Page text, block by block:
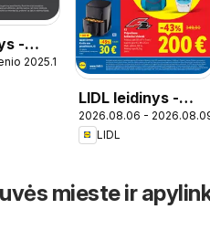
-
2025.12.04
LIDL leidinys -
Nauja parduotuvė
Kaune
2026.08.06 - 2026.08.09
LIDL
mieste ir